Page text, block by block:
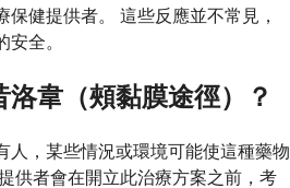
健提供者。 這些反應並不常見，
全。
韋（頰黏膜途徑）？
人，某些情況或環境可能使這種藥物
供者會在開立此治療方案之前，考